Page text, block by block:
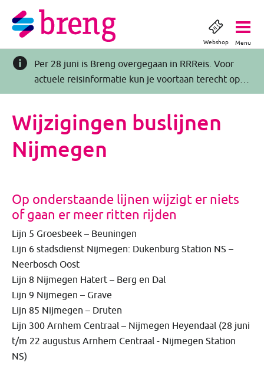
Webshop Menu
Per 28 juni is Breng overgegaan in RRReis. Voor
actuele reisinformatie kun je voortaan terecht op
RRReis.nl >>
Wijzigingen buslijnen
Nijmegen
Op onderstaande lijnen wijzigt er niets
of gaan er meer ritten rijden
Lijn 5 Groesbeek – Beuningen
Lijn 6 stadsdienst Nijmegen: Dukenburg Station NS –
Neerbosch Oost
Lijn 8 Nijmegen Hatert – Berg en Dal
Lijn 9 Nijmegen – Grave
Lijn 85 Nijmegen – Druten
Lijn 300 Arnhem Centraal – Nijmegen Heyendaal (28 juni
t/m 22 augustus Arnhem Centraal - Nijmegen Station
NS)